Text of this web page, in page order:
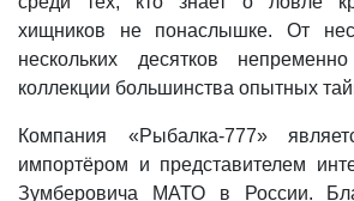
хищников не понаслышке. От
нескольких десятков
коллекции большинства опытных
Компания «Рыбалка-777»
импортёром и представителем
Зумберовича МАТО в России.